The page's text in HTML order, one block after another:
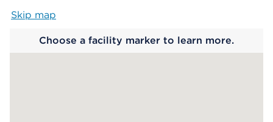
Skip map
Choose a facility marker to learn more.